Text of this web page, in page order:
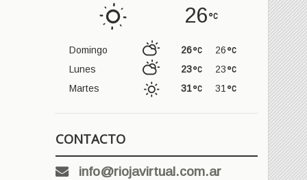
26
Domingo 26
26
Lunes
23
23
Martes
31
31
CONTACTO
info@riojavirtual.com.ar